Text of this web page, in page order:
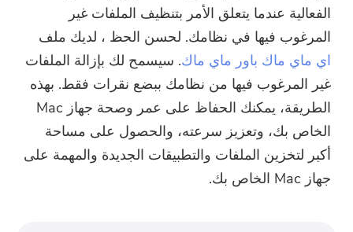
الفعالية عندما يتعلق الأمر بتنظيف الملفات غير
المرغوب فيها في نظامك. لحسن الحظ ، لديك ملف
اي ماي ماك باور ماي ماك. سيسمح لك بإزالة الملفات
غير المرغوب فيها من نظامك ببضع نقرات فقط. بهذه
الطريقة، يمكنك الحفاظ على عمر وصحة جهاز Mac
الخاص بك، وتعزيز سرعته، والحصول على مساحة
أكبر لتخزين الملفات والتطبيقات الجديدة والمهمة على
جهاز Mac الخاص بك.